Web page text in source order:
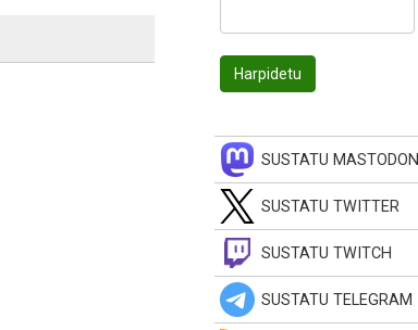
SUSTATU MASTODON
SUSTATU TWITTER
SUSTATU TWITCH
SUSTATU TELEGRAM